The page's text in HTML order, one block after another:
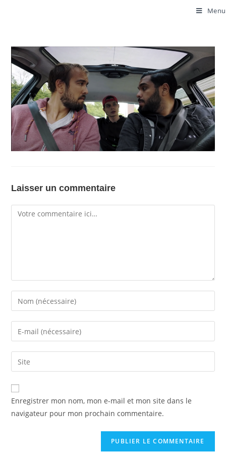
Menu
Laisser un commentaire
Enregistrer mon nom, mon e-mail et mon site dans le
navigateur pour mon prochain commentaire.